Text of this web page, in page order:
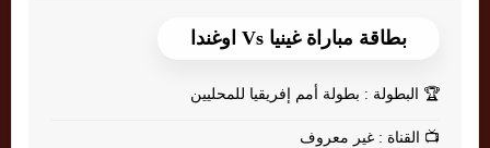
بطاقة مباراة غينيا Vs اوغندا
🏆 البطولة : بطولة أمم إفريقيا للمحليين
📺 القناة : غير معروف